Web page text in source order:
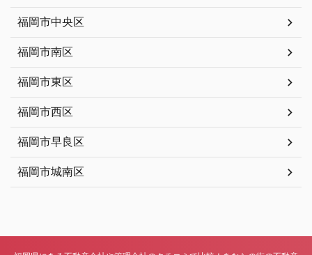
福岡市中央区
福岡市南区
福岡市東区
福岡市西区
福岡市早良区
福岡市城南区